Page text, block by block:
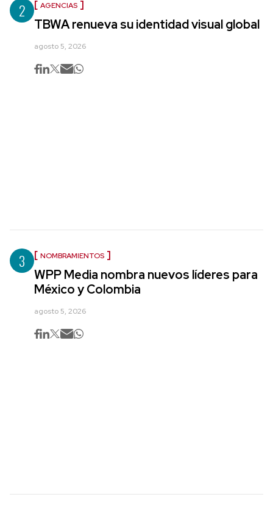
2 AGENCIAS
TBWA renueva su identidad visual global
agosto 5, 2026
3 NOMBRAMIENTOS
WPP Media nombra nuevos líderes para
México y Colombia
agosto 5, 2026